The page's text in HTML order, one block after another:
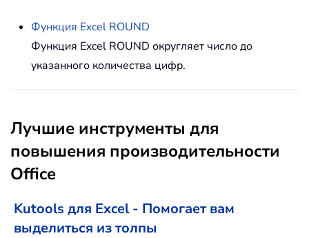
Функция Excel ROUND
Функция Excel ROUND округляет число до
указанного количества цифр.
Лучшие инструменты для
повышения производительности
Office
Kutools для Excel - Помогает вам
выделиться из толпы